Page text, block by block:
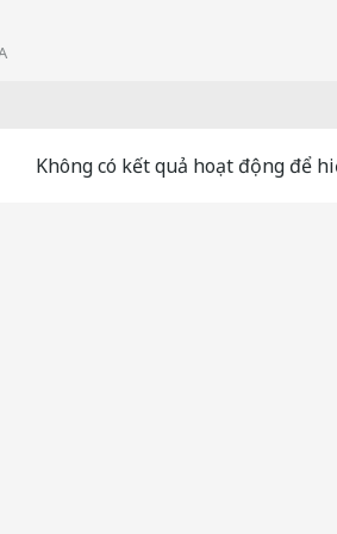
Không có kết quả hoạt động để